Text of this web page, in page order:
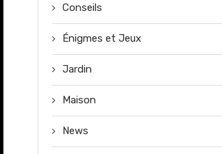
Conseils
Énigmes et Jeux
Jardin
Maison
News